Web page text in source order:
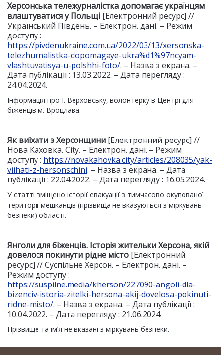
Херсонська тележурналістка допомагає українцям
влаштуватися у Польщі [Електронний ресурс] //
Український Південь. – Електрон. дані. – Режим
доступу :
https://pivdenukraine.com.ua/2022/03/13/xersonska-
telezhurnalistka-dopomagaye-ukra%d1%97ncyam-
vlashtuvatisya-u-polshhi-foto/. – Назва з екрана. –
Дата публікації : 13.03.2022. – Дата перегляду :
24.04.2024.
Інформація про І. Верховську, волонтерку в Центрі для
біженців м. Вроцлава.
Як виїхати з Херсонщини [Електронний ресурс] //
Нова Каховка. Сity. – Електрон. дані. – Режим
доступу : https://novakahovka.city/articles/208035/yak-
viihati-z-hersonschini. – Назва з екрана. – Дата
публікації : 22.04.2022. – Дата перегляду : 16.05.2024.
У статті вміщено історії евакуації з тимчасово окупованої
території мешканців (прізвища не вказуються з міркувань
безпеки) області.
Янголи для біженців. Історія жительки Херсона, якій
довелося покинути рідне місто [Електронний
ресурс] // Суспільне Херсон. – Електрон. дані. –
Режим доступу :
https://suspilne.media/kherson/227090-angoli-dla-
bizenciv-istoria-zitelki-hersona-akij-dovelosa-pokinuti-
ridne-misto/. – Назва з екрана. – Дата публікації :
10.04.2022. – Дата перегляду : 21.06.2024.
Прізвище та ім’я не вказані з міркувань безпеки.